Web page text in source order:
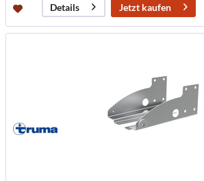
Details Jetzt kaufen